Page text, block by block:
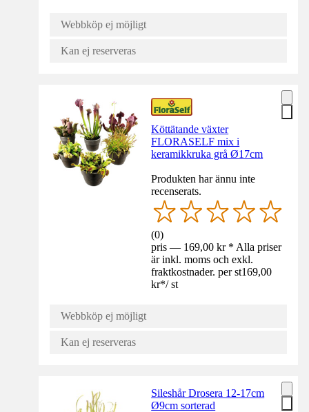
Webbköp ej möjligt
Kan ej reserveras
Köttätande växter
FLORASELF mix i
keramikkruka grå Ø17cm
Produkten har ännu inte
recenserats.
(0)
pris — 169,00 kr * Alla priser
är inkl. moms och exkl.
fraktkostnader. per st169,00
kr*/ st
Webbköp ej möjligt
Kan ej reserveras
Sileshår Drosera 12-17cm
Ø9cm sorterad